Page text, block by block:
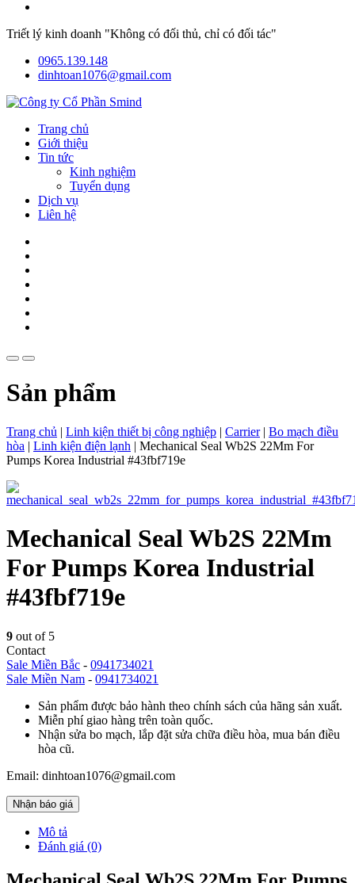
Triết lý kinh doanh "Không có đối thủ, chỉ có đối tác"
0965.139.148
dinhtoan1076@gmail.com
Trang chủ
Giới thiệu
Tin tức
Kinh nghiệm
Tuyển dụng
Dịch vụ
Liên hệ
Sản phẩm
Trang chủ | Linh kiện thiết bị công nghiệp | Carrier| Bo mạch điều
hòa | Linh kiện điện lạnh | Mechanical Seal Wb2S 22Mm For
Pumps Korea Industrial #43fbf719e
Mechanical Seal Wb2S 22Mm
For Pumps Korea Industrial
#43fbf719e
9 out of 5
Contact
Sale Miền Bắc - 0941734021
Sale Miền Nam - 0941734021
Sản phẩm được bảo hành theo chính sách của hãng sản xuất.
Miễn phí giao hàng trên toàn quốc.
Nhận sửa bo mạch, lắp đặt sửa chữa điều hòa, mua bán điều
hòa cũ.
Email: dinhtoan1076@gmail.com
Nhận báo giá
Mô tả
Đánh giá (0)